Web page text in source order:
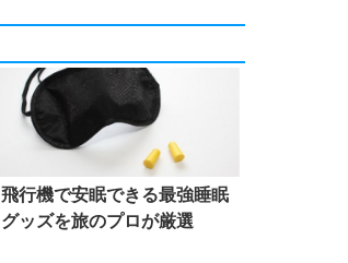
飛行機で安眠できる最強睡眠
グッズを旅のプロが厳選